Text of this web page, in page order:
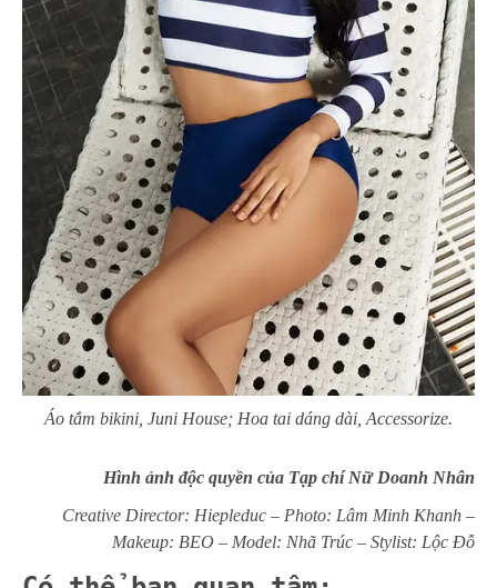
Áo tắm bikini, Juni House; Hoa tai dáng dài, Accessorize.
Hình ảnh độc quyền của Tạp chí Nữ Doanh Nhân
Creative Director: Hiepleduc – Photo: Lâm Minh Khanh –
Makeup: BEO – Model: Nhã Trúc – Stylist: Lộc Đỗ